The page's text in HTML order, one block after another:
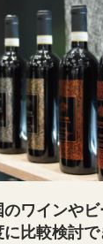
ワインや
比較検討で